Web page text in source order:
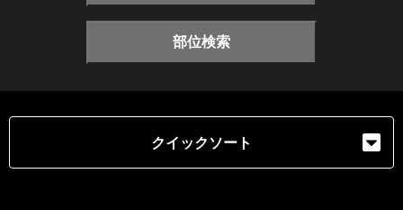
部位検索
クイックソート